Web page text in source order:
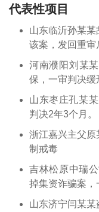
代表性项目
山东临沂孙某
该案，发回重审
河南濮阳刘某
保，一审判决缓
山东枣庄孔某
判决2年3个月。
浙江嘉兴主父原
制戒毒
吉林松原中瑞
掉集资诈骗案
山东济宁闫某某